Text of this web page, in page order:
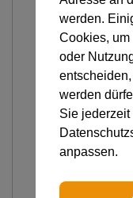
werden.
Cookies,
oder
werden
Sie jederzeit
anpassen.